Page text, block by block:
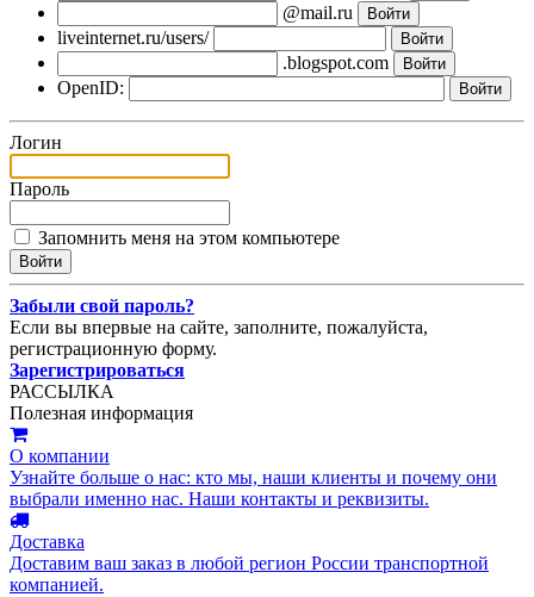
@mail.ru
liveinternet.ru/users/
.blogspot.com
OpenID:
Логин
Пароль
Запомнить меня на этом компьютере
Забыли свой пароль?
Если вы впервые на сайте, заполните, пожалуйста,
регистрационную форму.
Зарегистрироваться
РАССЫЛКА
Полезная информация
О компании
Узнайте больше о нас: кто мы, наши клиенты и почему они
выбрали именно нас. Наши контакты и реквизиты.
Доставка
Доставим ваш заказ в любой регион России транспортной
компанией.